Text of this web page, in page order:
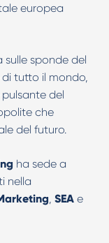
europea
sponde del
tutto il mondo,
del
che
del futuro.
ha sede a
nella
, SEAe